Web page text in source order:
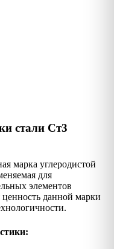
стали Ст3
марка углеродистой
для
элементов
данной марки